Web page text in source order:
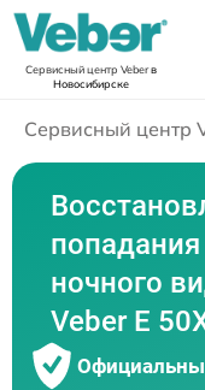
Сервисный центр Veberв
Новосибирске
Сервисный центр
ночного
Veber E